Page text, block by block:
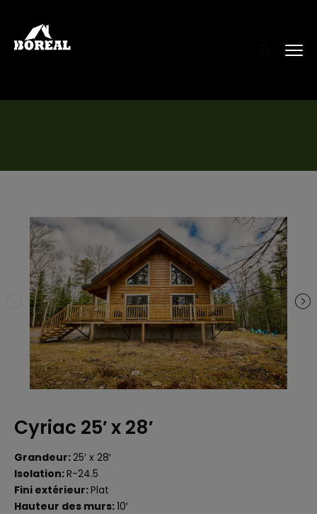
Cyriac 25′ x 28′
Grandeur:25′ x 28′
Isolation:R-24.5
Fini extérieur:Plat
Hauteur des murs:10′